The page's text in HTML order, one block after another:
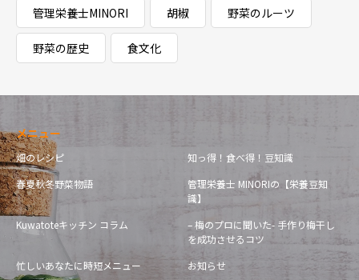
管理栄養士MINORI 胡椒 野菜のルーツ
野菜の歴史 食文化
メニュー
畑のレシピ
知っ得！食べ得！豆知識
春夏秋冬野菜物語
管理栄養士 MINORIの【栄養豆知
識】
Kuwatoteキッチン コラム
– 梅のプロに聞いた- 手作り梅干し
を成功させるコツ
忙しいあなたに時短メニュー
お知らせ